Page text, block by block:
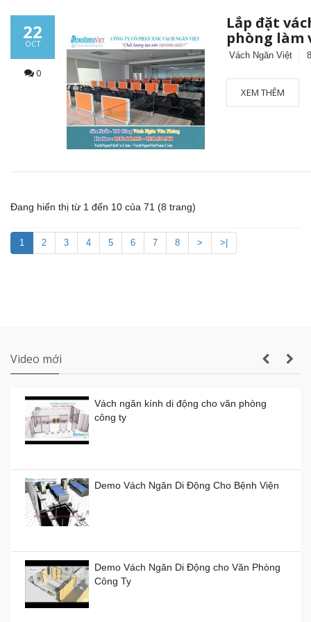
22
OCT
0
Lắp đặt
phòng làm
Vách Ngăn Việt
XEM THÊM
Đang hiển thị từ 1 đến 10 của 71 (8 trang)
1 2 3 4 5 6 7 8 > >|
Video mới
Composite giá rẻ TPHCM
Sản xuất VÁCH NGĂN DI ĐỘNG nhà hàng
tiệc cưới lớn nhất Gia Lai
Vách ngăn kính di động cho văn phòng
công ty
Demo Vách Ngăn Di Động Cho Bệnh Viện
Demo Vách Ngăn Di Động cho Văn Phòng
Công Ty
Vách ngăn kính di động giá rẻ
Giá:0đ
Vách ngăn xếp di động ở TP HCM giá bao
nhiêu tiền?
Giá:0đ